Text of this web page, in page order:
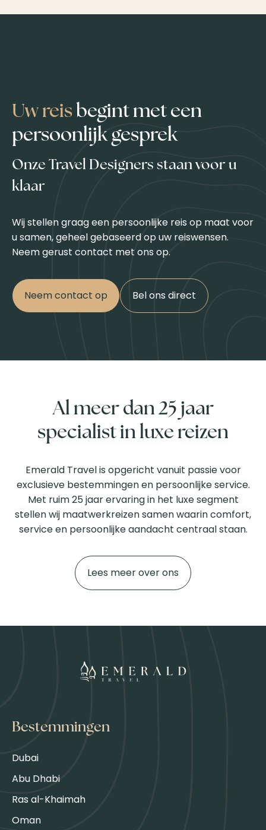
Uw reisbegint met een
persoonlijk gesprek
Onze Travel Designers staan voor u
klaar
Wij stellen graag een persoonlijke reis op maat voor
u samen, geheel gebaseerd op uw reiswensen.
Neem gerust contact met ons op.
Neem contact op Bel ons direct
Al meer dan 25 jaar
specialist in luxe reizen
Emerald Travel is opgericht vanuit passie voor
exclusieve bestemmingen en persoonlijke service.
Met ruim 25 jaar ervaring in het luxe segment
stellen wij maatwerkreizen samen waarin comfort,
service en persoonlijke aandacht centraal staan.
Lees meer over ons
Bestemmingen
Dubai
Abu Dhabi
Ras al-Khaimah
Oman